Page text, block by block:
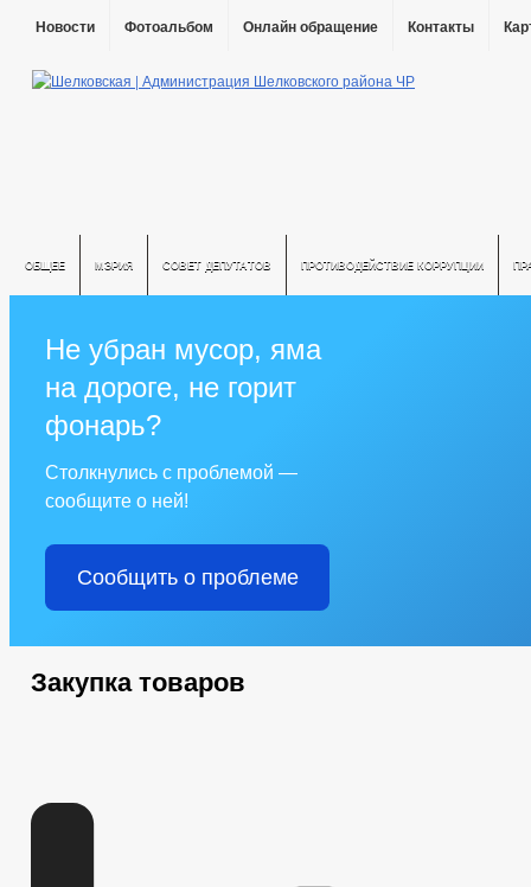
Новости Фотоальбом Онлайн обращение Контакты
ОБЩЕЕ МЭРИЯ СОВЕТ ДЕПУТАТОВ ПРОТИВОДЕЙСТВИЕ КОРРУПЦИИ
Не убран мусор, яма
на дороге, не горит
фонарь?
Столкнулись с проблемой —
сообщите о ней!
Сообщить о проблеме
Закупка товаров